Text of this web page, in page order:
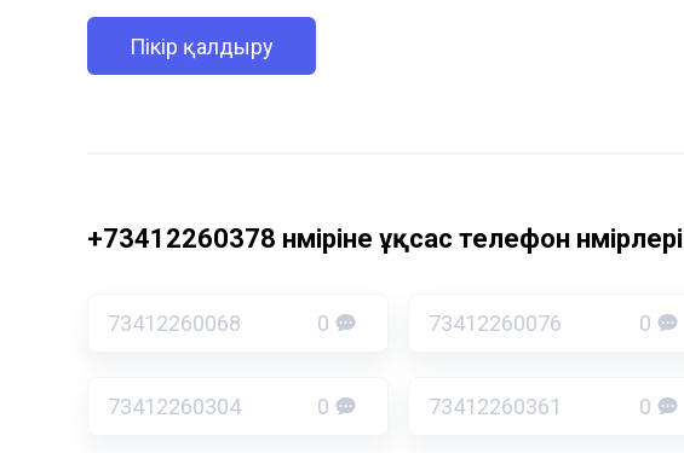
Пікір қалдыру
+73412260378 нөміріне ұқсас телефон нөмірлері
73412260068 0 73412260076 0
73412260304 0 73412260361 0